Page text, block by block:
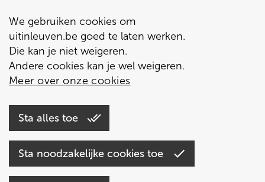
We gebruiken cookies om
uitinleuven.be goed te laten werken.
Die kan je niet weigeren.
Andere cookies kan je wel weigeren.
Meer over onze cookies
Sta alles toe
Sta noodzakelijke cookies toe